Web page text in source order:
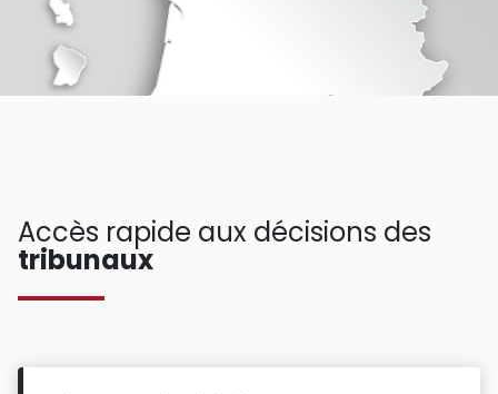
Accès rapide aux décisions des
tribunaux